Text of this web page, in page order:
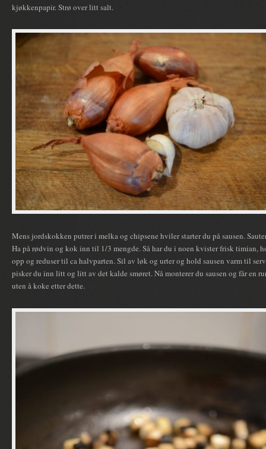
kjøkkenpapir. Strø over litt salt.
Mens jordskokken putrer i melka og chipsene hviler starter du på sausen.
Ha på rødvin og kok inn til 1/3 mengde. Så har du i noen kvister frisk timian,
opp og reduser til ca halvparten. Sil av løk og urter og hold sausen varm til
pisker du inn litt og litt av det kalde smøret. Nå monterer du sausen og får en
uten å koke etter dette.